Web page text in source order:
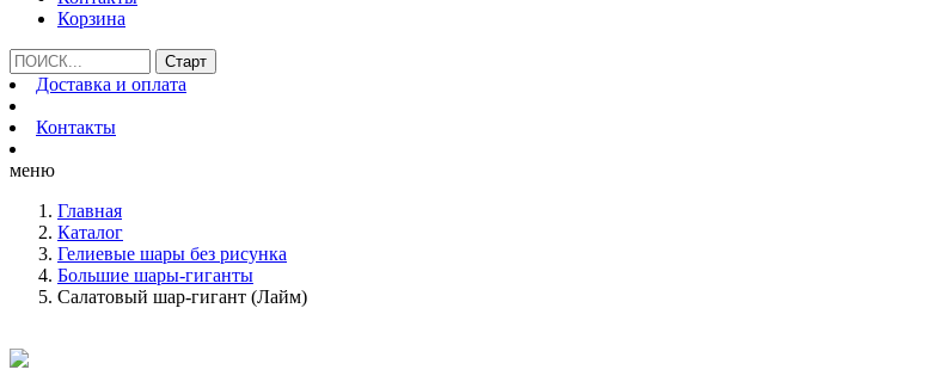
Корзина
Доставка и оплата
Контакты
меню
Главная
Каталог
Гелиевые шары без рисунка
Большие шары-гиганты
Салатовый шар-гигант (Лайм)